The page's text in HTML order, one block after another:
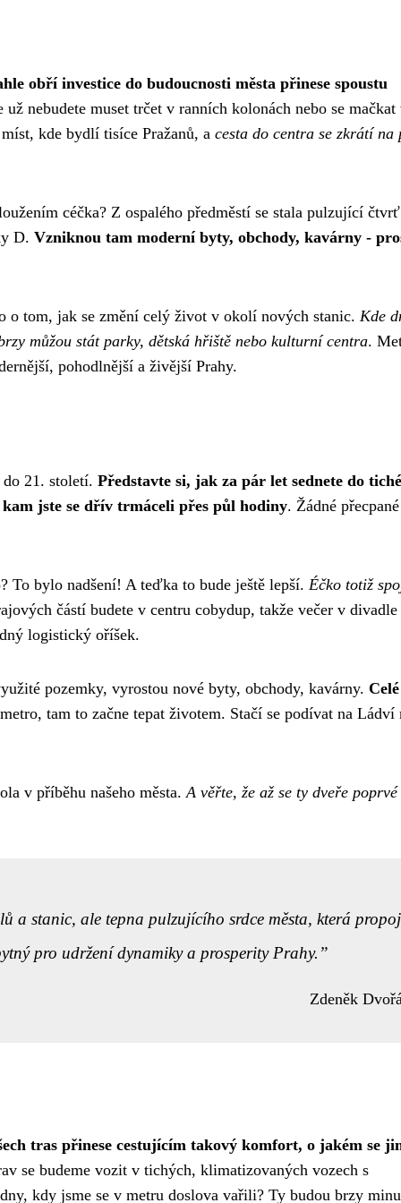
obří investice do budoucnosti města přinese spoustu
už nebudete muset trčet v ranních kolonách nebo se mačkat
kde bydlí tisíce Pražanů, a cesta do centra se zkrátí na
céčka? Z ospalého předměstí se stala pulzující
D. Vzniknou tam moderní byty, obchody, kavárny -
o tom, jak se změní celý život v okolí nových stanic. Kde
můžou stát parky, dětská hřiště nebo kulturní centra.
pohodlnější a živější Prahy.
do 21. století. Představte si, jak za pár let sednete do
jste se dřív trmáceli přes půl hodiny. Žádné přecpané
To bylo nadšení! A teďka to bude ještě lepší. Éčko totiž
částí budete v centru cobydup, takže večer v divadle
logistický oříšek.
pozemky, vyrostou nové byty, obchody, kavárny.
tam to začne tepat životem. Stačí se podívat na Ládví
v příběhu našeho města. A věřte, že až se ty dveře poprvé
a stanic, ale tepna pulzujícího srdce města, která
pro udržení dynamiky a prosperity Prahy.
Zdeněk
tras přinese cestujícím takový komfort, o jakém se
se budeme vozit v tichých, klimatizovaných vozech s
kdy jsme se v metru doslova vařili? Ty budou brzy